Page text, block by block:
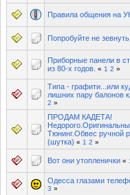
Правила общения на
Попробуйте не зевнуть
Приборные панели в
из 80-х годов. « 1 2 »
Типа - графити...или
лишних пару балонов
2 »
ПРОДАМ КАДЕТА!
Тюнинг.Обвес ручной
(шутка) « 1 2 »
Вот они утопленички «
Одесса глазами
3 »